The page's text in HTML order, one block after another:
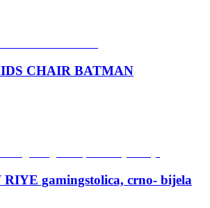
CHAIR BATMAN
gamingstolica, crno- bijela